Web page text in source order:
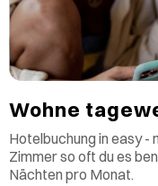
Wohne
Hotelbuchung in easy -
Zimmer so oft du es
Nächten pro Monat.